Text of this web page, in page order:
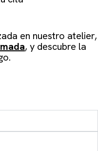
en nuestro atelier,
, y descubre la